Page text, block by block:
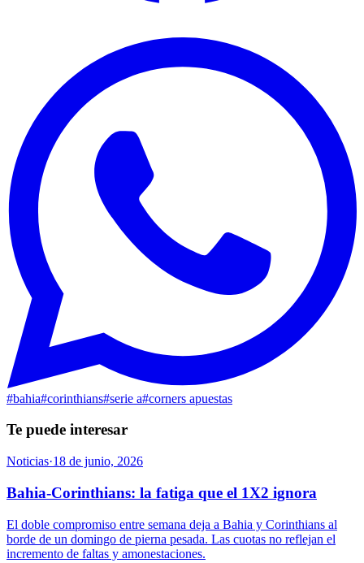
#bahia#corinthians#serie a#corners apuestas
Te puede interesar
Noticias·18 de junio, 2026
Bahia-Corinthians: la fatiga que el 1X2 ignora
El doble compromiso entre semana deja a Bahia y Corinthians al
borde de un domingo de pierna pesada. Las cuotas no reflejan el
incremento de faltas y amonestaciones.